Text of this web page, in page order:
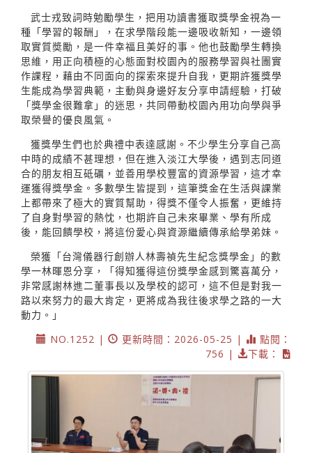
武士戎致詞時勉勵學生，把用功讀書獲取獎學金視為一
種「學習的報酬」，在求學階段能一邊吸收新知，一邊領
取實質奬勵，是一件幸福且美好的事。他也鼓勵學生轉換
思維，用正向積極的心態面對校園內的服務學習與社團實
作課程，藉由不同面向的探索來提升自我，更期許獲獎學
生能成為學習典範，主動與身邊好友分享申請經驗，打破
「獎學金很難拿」的迷思，共同帶動校園內用功向學與爭
取榮譽的優良風氣。
獲獎學生們也於典禮中表達感謝。不少學生分享自己高
中時的成績不甚理想，但在進入淡江大學後，遇到志同道
合的朋友相互砥礪，並善用學校豐富的資源學習，這才幸
運獲得獎學金。多數學生皆提到，這筆獎金在生活與課業
上都帶來了極大的實質幫助，得獎不僅令人振奮，更維持
了自身對學習的熱忱，也期許自己未來畢業、學有所成
後，能回饋學校，將這份愛心與資源繼續傳承給學弟妹。
榮獲「台灣儀器行創辦人林壽禎先生紀念獎學金」的數
學一林暉恩分享，「得知獲得這份獎學金感到驚喜萬分，
非常感謝林進二董事長以及學校的認可，這不但是對我一
路以來努力的最大肯定，更將成為我往後求學之路的一大
動力。」
NO.1252 |
更新時間：2026-05-25 |
點閱：
756 |
下載：